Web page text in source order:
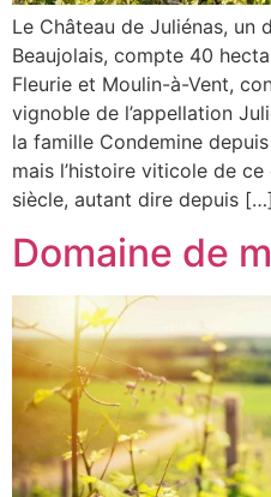
Le Château de Juliénas, un
Beaujolais, compte 40
Fleurie et Moulin-à-Vent,
vignoble de l’appellation
la famille Condemine
mais l’histoire viticole de
siècle, autant dire depuis […]
Domaine de